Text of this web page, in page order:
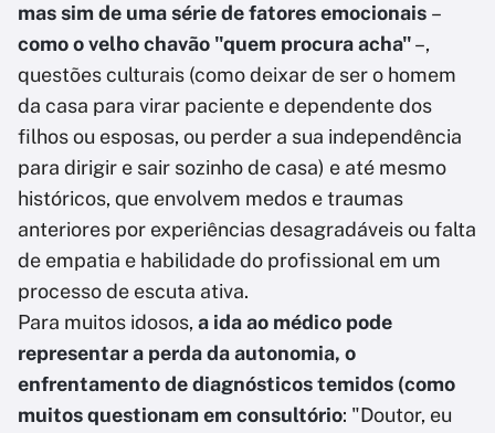
mas sim de uma série de fatores emocionais –
como o velho chavão "quem procura acha"–,
questões culturais (como deixar de ser o homem
da casa para virar paciente e dependente dos
filhos ou esposas, ou perder a sua independência
para dirigir e sair sozinho de casa) e até mesmo
históricos, que envolvem medos e traumas
anteriores por experiências desagradáveis ou falta
de empatia e habilidade do profissional em um
processo de escuta ativa.
Para muitos idosos, a ida ao médico pode
representar a perda da autonomia, o
enfrentamento de diagnósticos temidos (como
muitos questionam em consultório: "Doutor, eu